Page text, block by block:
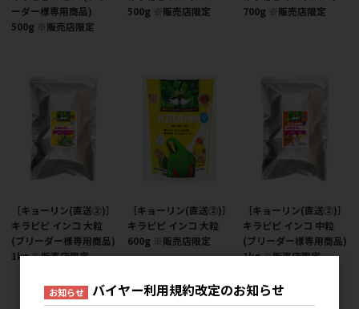
ーダー様専用商品)
500g ※販売店限定
500g ※販売店限定
700g ※販売店限定
［キョーリン(直送②)］
キラピピ インコ 大粒
(ブリーダー様専用商品)
1kg ※販売店限定
［キョーリン(直送②)］
キラピピ インコ 大粒
600g ※販売店限定
［キョーリン(直送②)］
キラピピ インコ 中粒
(ブリーダー様専用商品)
1kg ※販売店限定
12件中 1〜12件目
お知らせ バイヤー利用規約改定のお知らせ